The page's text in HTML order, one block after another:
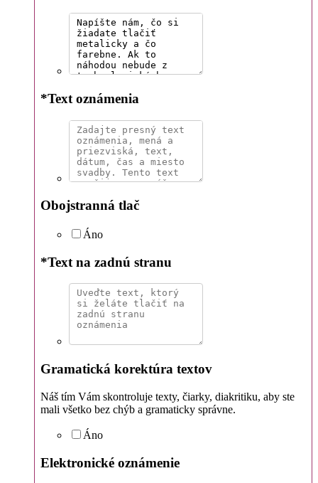
*Text oznámenia
Obojstranná tlač
Áno
*Text na zadnú stranu
Gramatická korektúra textov
Náš tím Vám skontroluje texty, čiarky, diakritiku, aby ste
mali všetko bez chýb a gramaticky správne.
Áno
Elektronické oznámenie